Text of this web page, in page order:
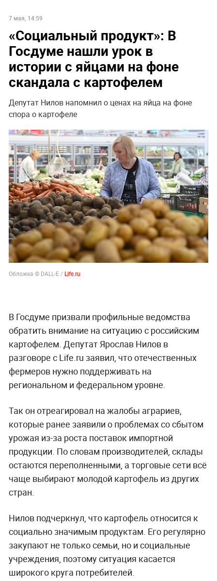
7 мая, 14:59
«Социальный продукт»: В
Госдуме нашли урок в
истории с яйцами на фоне
скандала с картофелем
Депутат Нилов напомнил о ценах на яйца на фоне
спора о картофеле
Обложка © DALL-E / Life.ru
В Госдуме призвали профильные ведомства
обратить внимание на ситуацию с российским
картофелем. Депутат Ярослав Нилов в
разговоре с Life.ru заявил, что отечественных
фермеров нужно поддерживать на
региональном и федеральном уровне.
Так он отреагировал на жалобы аграриев,
которые ранее заявили о проблемах со сбытом
урожая из-за роста поставок импортной
продукции. По словам производителей, склады
остаются переполненными, а торговые сети всё
чаще выбирают молодой картофель из других
стран.
Нилов подчеркнул, что картофель относится к
социально значимым продуктам. Его регулярно
закупают не только семьи, но и социальные
учреждения, поэтому ситуация касается
широкого круга потребителей.